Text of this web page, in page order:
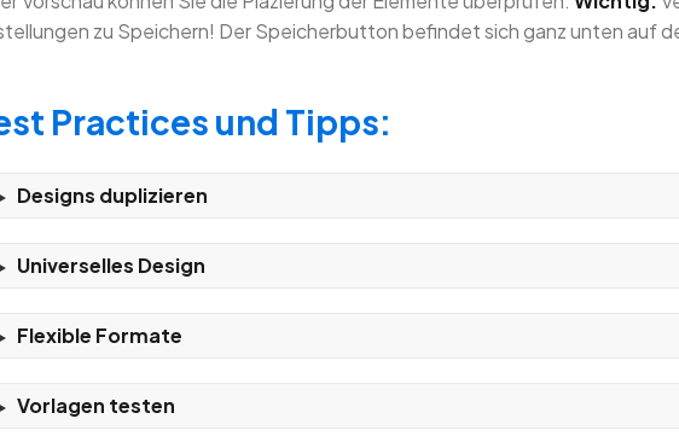
zu Speichern! Der Speicherbutton befindet sich ganz unten auf
Practices und Tipps:
Designs duplizieren
Universelles Design
Flexible Formate
Vorlagen testen